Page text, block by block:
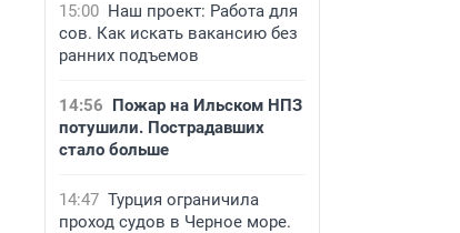
15:00 Наш проект: Работа для
сов. Как искать вакансию без
ранних подъемов
14:56 Пожар на Ильском НПЗ
потушили. Пострадавших
стало больше
14:47 Турция ограничила
проход судов в Черное море.